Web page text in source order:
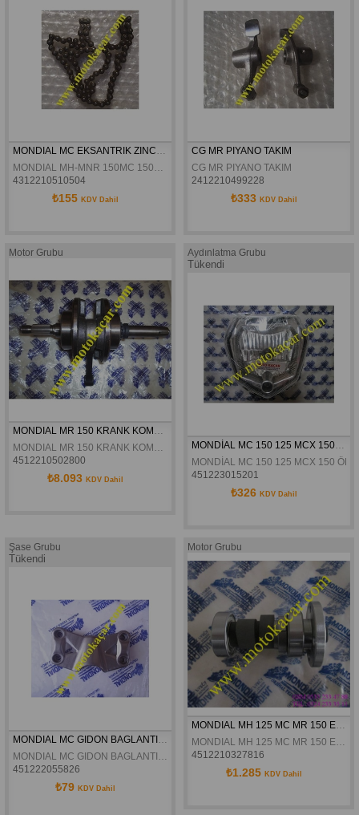
4312210510504
₺155 KDV Dahil
CG MR PIYANO TAKIM
CG MR PIYANO TAKIM
2412210499228
₺333 KDV Dahil
Motor Grubu
4512210502800
₺8.093 KDV Dahil
Aydınlatma Grubu
Tükendi
MONDİAL MC 150 125 MCX 150 ÖN
451223015201
₺326 KDV Dahil
Şase Grubu
Tükendi
MONDIAL MC GIDON BAGLANTI KELEPCESI ORJINAL
MONDIAL MC GIDON BAGLANTI KELEPCESI ORJINAL
451222055826
₺79 KDV Dahil
Motor Grubu
MONDIAL MH 125 MC MR 150 EKSANTRIK MILI ORJINAL
MONDIAL MH 125 MC MR 150 EKSANTRIK MILI ORJINAL
4512210327816
₺1.285 KDV Dahil